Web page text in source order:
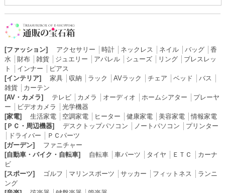
[ファッション] アクセサリー 時計│ ネックレス ネイル│ バッグ│ 香
水
財布│ 雑貨│ ジュエリー アパレル│ シューズ│ リング│ ブレスレッ
ト
インナー
ピアス
[インテリア]
家具│ 収納 ラック AVラック チェア ベッド バス
雑貨│ カーテン
[AV・カメラ]
テレビ│ カメラ オーディオ ホームシアター
プレーヤ
ー
ビデオカメラ
光学機器
[家電]
生活家電│ 空調家電│ ヒーター 健康家電│ 美容家電│情報家電
[ＰＣ・周辺機器]
デスクトップパソコン ノートパソコン
プリンター
ドライバー
ＰＣパーツ
[ガーデン]
ファニチャー
[自動車・バイク・自転車]
自転車│ 車パーツ タイヤ ＥＴＣ
カーナ
ビ
[スポーツ]
ゴルフ マリンスポーツ サッカー フィットネス
ランニ
ング